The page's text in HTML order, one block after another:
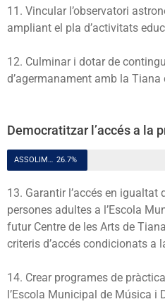
11. Vincular l’observatori
ampliant el pla d’activitats
12. Culminar i dotar de
d’agermanament amb la Tiana
Democratitzar l’accés a la
ASSOLIMENT 26.7%
13. Garantir l’accés en igualtat
persones adultes a l’Escola
futur Centre de les Arts de
criteris d’accés condicionats a
14. Crear programes de
l’Escola Municipal de Música i